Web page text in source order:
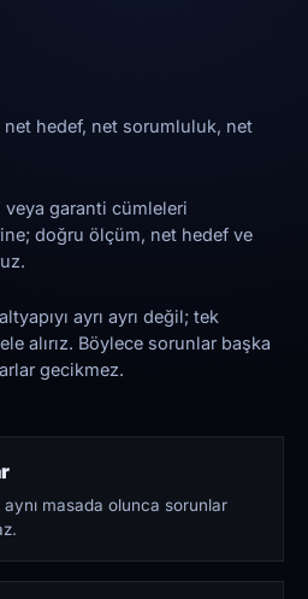
net hedef, net sorumluluk, net
veya garanti cümleleri
doğru ölçüm, net hedef ve
ayrı ayrı değil; tek
alırız. Böylece sorunlar başka
gecikmez.
masada olunca sorunlar